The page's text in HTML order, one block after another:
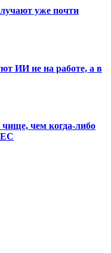
уже почти
ИИ не на работе, а в
чем когда-либо
ЕС